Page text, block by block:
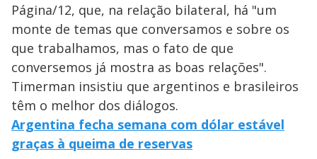
Página/12, que, na relação bilateral, há "um
monte de temas que conversamos e sobre os
que trabalhamos, mas o fato de que
conversemos já mostra as boas relações".
Timerman insistiu que argentinos e brasileiros
têm o melhor dos diálogos.
Argentina fecha semana com dólar estável
graças à queima de reservas